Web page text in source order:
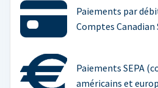
Paiements par
Comptes Canadian
Paiements SEPA
américains et